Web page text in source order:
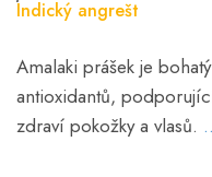
Indický angrešt
Amalaki prášek je
antioxidantů,
zdraví pokožky a vlasů.